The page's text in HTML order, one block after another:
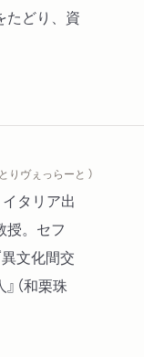
たどり、資
りヴぇっらーと ）
タリア出
授。セフ
文化間交
（和栗珠